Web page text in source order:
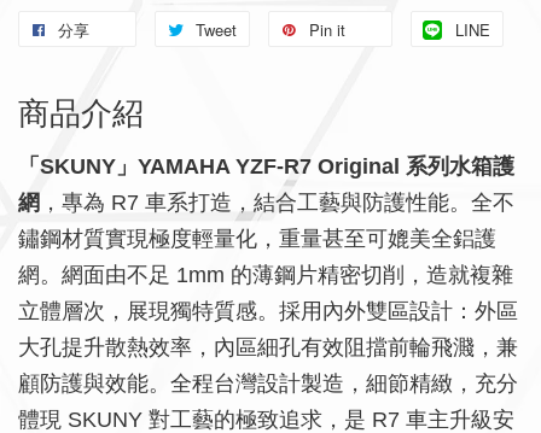
分享 Tweet Pin it LINE
商品介紹
「SKUNY」YAMAHA YZF-R7 Original 系列水箱護
網 ，專為 R7 車系打造，結合工藝與防護性能。全不
鏽鋼材質實現極度輕量化，重量甚至可媲美全鋁護
網。網面由不足 1mm 的薄鋼片精密切削，造就複雜
立體層次，展現獨特質感。採用內外雙區設計：外區
大孔提升散熱效率，內區細孔有效阻擋前輪飛濺，兼
顧防護與效能。全程台灣設計製造，細節精緻，充分
體現 SKUNY 對工藝的極致追求，是 R7 車主升級安